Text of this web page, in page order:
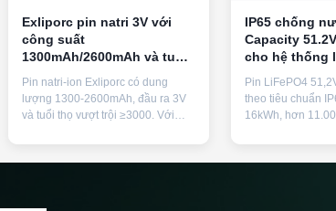
Exliporc pin natri 3V với
công suất
1300mAh/2600mAh và tuổi
thọ chu kỳ ≥3000 pin Na
Ion
Pin natri-ion Exliporc có dung
lượng 1300-2600mAh, đầu ra 3V
và tuổi thọ vượt trội ≥3000. Với
45°C và công nghệ natri-không khí
mang lại độ bền vượt trội trong các
IP65 chống
Capacity
cho hệ thống
lượng mặt trời
Pin LiFePO4
theo tiêu chuẩn
16kWh, hơn
chứng nhận cho
lượng mặt trời